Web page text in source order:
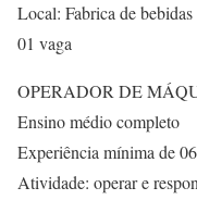
Local: Fabrica de bebidas
01 vaga
OPERADOR DE
Ensino médio completo
Experiência mínima de
Atividade: operar e